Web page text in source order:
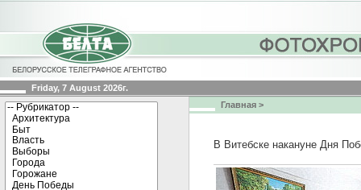
Friday, 7 August 2026г.
Главная >
В Витебске накануне Дня